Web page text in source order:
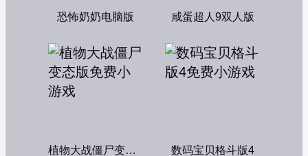
恐怖奶奶电脑版 咸蛋超人9双人版
植物大战僵尸变态版 数码宝贝格斗版4